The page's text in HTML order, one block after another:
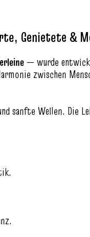
Genietete &
— wurde
zwischen
sanfte Wellen. Die